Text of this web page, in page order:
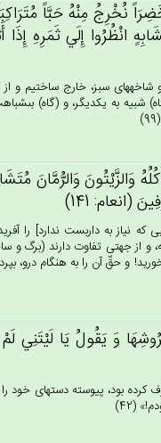
نُخْرِج‌ُ مِنْه‌ُ حَبَّاً
انْظُرُوا إِلَي‌ ثَمَرِه‌ِ إِذَا
سبز، خارج ساختيم و از
شبيه به يكديگر، و (گاه)
وَالرُّمَّان‌َ
141)
كه نياز به داربست ندارد] را
و از جهتى تفاوت دارند (برگ
و حقّ آن را به هنگام درو،
وَ يَقُول‌ُ يَا لَيْتَنِي‌
بود، پيوسته دستهاى خود
(42)